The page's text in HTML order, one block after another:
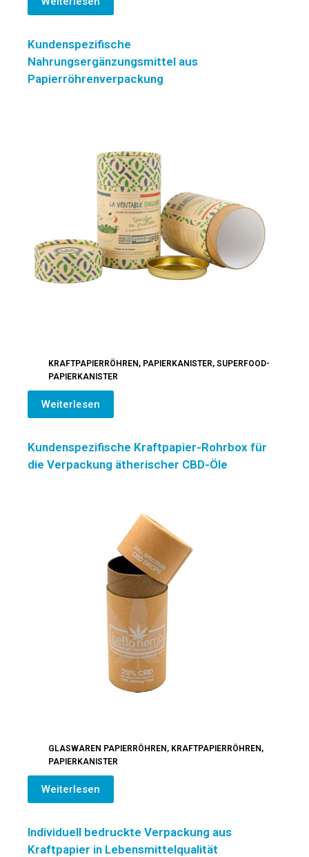
Kundenspezifische
Nahrungsergänzungsmittel aus
Papierröhrenverpackung
KRAFTPAPIERRÖHREN, PAPIERKANISTER, SUPERFOOD-
PAPIERKANISTER
Weiterlesen
Kundenspezifische Kraftpapier-Rohrbox für
die Verpackung ätherischer CBD-Öle
GLASWAREN PAPIERRÖHREN, KRAFTPAPIERRÖHREN,
PAPIERKANISTER
Weiterlesen
Individuell bedruckte Verpackung aus
Kraftpapier in Lebensmittelqualität